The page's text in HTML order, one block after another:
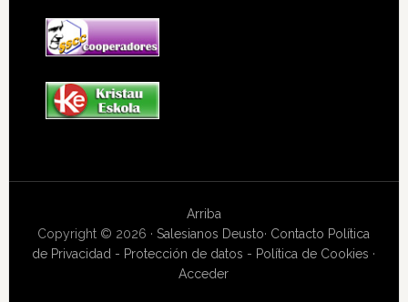
Arriba
Copyright © 2026 ·Salesianos Deusto· Contacto Política
de Privacidad - Protección de datos - Política de Cookies ·
Acceder